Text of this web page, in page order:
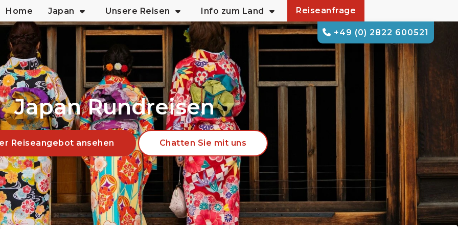
+49 (0) 2822 600521
Home Japan Unsere Reisen Info zum Land Reiseanfrage
Japan Rundreisen
Reiseangebot ansehen Chatten Sie mit uns